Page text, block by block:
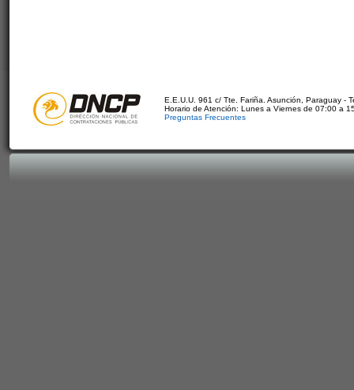
E.E.U.U. 961 c/ Tte. Fariña. Asunción, Paraguay -
Horario de Atención: Lunes a Viernes de 07:00 a
Preguntas Frecuentes